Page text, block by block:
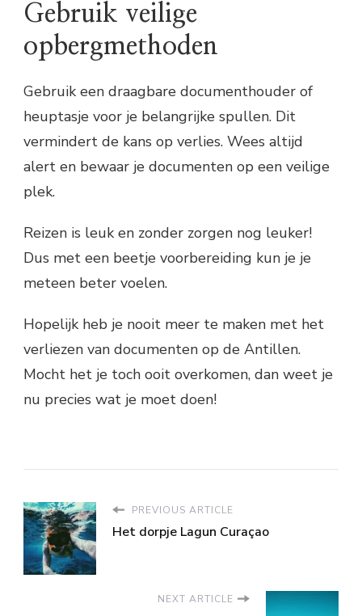
Gebruik veilige
opbergmethoden
Gebruik een draagbare documenthouder of
heuptasje voor je belangrijke spullen. Dit
vermindert de kans op verlies. Wees altijd
alert en bewaar je documenten op een veilige
plek.
Reizen is leuk en zonder zorgen nog leuker!
Dus met een beetje voorbereiding kun je je
meteen beter voelen.
Hopelijk heb je nooit meer te maken met het
verliezen van documenten op de Antillen.
Mocht het je toch ooit overkomen, dan weet je
nu precies wat je moet doen!
PREVIOUS ARTICLE
Het dorpje Lagun Curaçao
NEXT ARTICLE